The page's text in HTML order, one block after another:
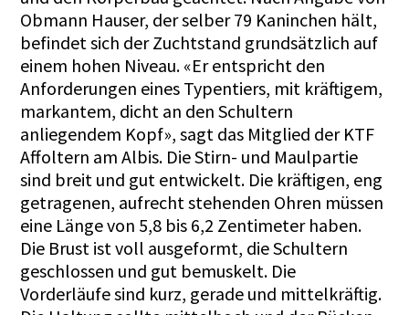
Obmann Hauser, der selber 79 Kaninchen hält,
befindet sich der Zuchtstand grundsätzlich auf
einem hohen Niveau. «Er entspricht den
Anforderungen eines Typentiers, mit kräftigem,
markantem, dicht an den Schultern
anliegendem Kopf», sagt das Mitglied der KTF
Affoltern am Albis. Die Stirn- und Maulpartie
sind breit und gut entwickelt. Die kräftigen, eng
getragenen, aufrecht stehenden Ohren müssen
eine Länge von 5,8 bis 6,2 Zentimeter haben.
Die Brust ist voll ausgeformt, die Schultern
geschlossen und gut bemuskelt. Die
Vorderläufe sind kurz, gerade und mittelkräftig.